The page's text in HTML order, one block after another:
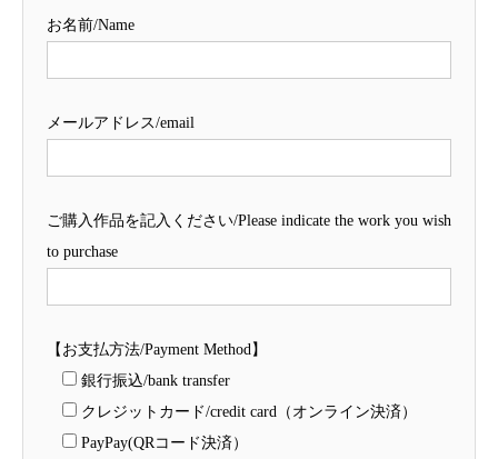
お名前/Name
メールアドレス/email
ご購入作品を記入ください/Please indicate the work you wish
to purchase
【お支払方法/Payment Method】
銀行振込/bank transfer
クレジットカード/credit card（オンライン決済）
PayPay(QRコード決済）